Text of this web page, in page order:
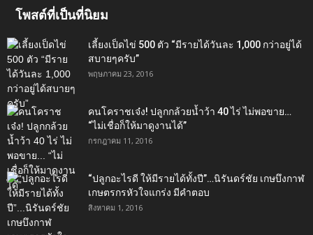
โพสต์ที่เป็นที่นิยม
เลี้ยงเป็ดไข่ 500 ตัว “มีรายได้วันละ 1,000 กว่าอยู่ได้
สบายๆครับ”
พฤษภาคม 23, 2016
คนโคราชเจ๋ง! ปลูกกล้วยน้ำว้า 40 ไร่ ไม่พอขาย…
“ไม่เชื่อก็ให้มาดูงานได้”‬
กรกฎาคม 11, 2016
“ปลูกอะไรดี ให้มีรายได้ทั้งปี”…นิรันดร์ชัย เกษบึงกาฬ
เกษตรกรหัวใจแกร่ง มีคำตอบ
สิงหาคม 1, 2016